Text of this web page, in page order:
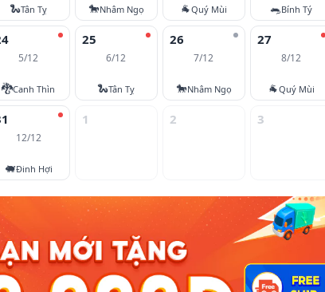
🐍Tân Tỵ 🐎Nhâm Ngọ 🐐Quý Mùi 🐀Bính Tý
5/12
🐉Canh Thìn
25
6/12
🐍Tân Tỵ
26
7/12
🐎Nhâm Ngọ
27
8/12
🐐Quý Mùi
12/12
🐖Đinh Hợi
1 2 3